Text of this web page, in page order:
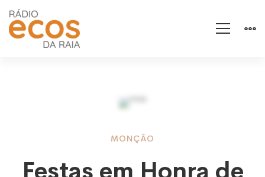
MONÇÃO